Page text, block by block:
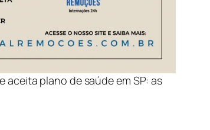
aceita plano de saúde em SP: as